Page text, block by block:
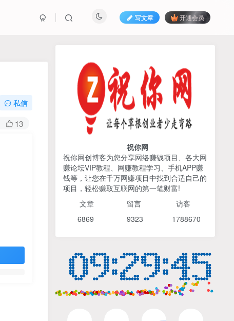
写文章 开通会员
私信
13 425人已阅读
AI编程出海实战课：10分钟速建AI网站
+支付登陆对接，掌握出海全流程
TOP1
2026姜胡说流量&商业设
计，把流量转化为留量，设
计自己的商业模式
6个月前 425人已阅读
TOP2
货，以混剪为主，不需要真
小红书笔记带货课，流量电
商新机会，抓住小红书的流
量红利(更新26年2月)
5个月前 419人已阅读
TOP4
公众号流量主之星座盘点赛
TOP5
祝你网
祝你网创博客为您分享网络赚钱项目、各大网
赚论坛VIP教程、网赚教程学习、手机APP赚
钱等，让您在千万网赚项目中找到合适自己的
项目，轻松赚取互联网的第一笔财富!
文章 留言 访客
6869 9323 1788670